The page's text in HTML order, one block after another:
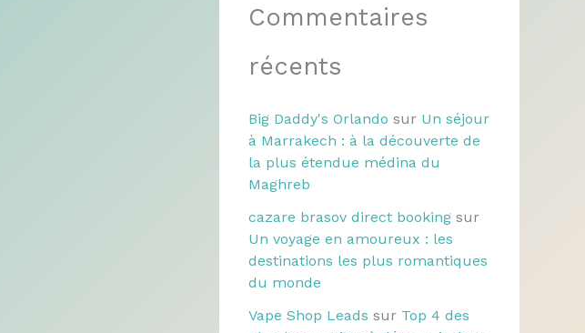
Commentaires
récents
Big Daddy's Orlando sur Un séjour
à Marrakech : à la découverte de
la plus étendue médina du
Maghreb
cazare brasov direct booking sur
Un voyage en amoureux : les
destinations les plus romantiques
du monde
Vape Shop Leads sur Top 4 des